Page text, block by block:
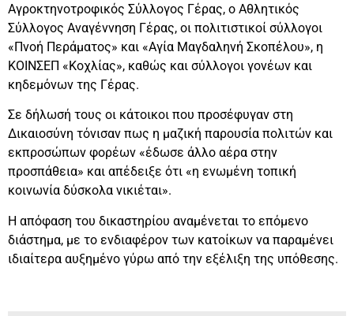
Αγροκτηνοτροφικός Σύλλογος Γέρας, ο Αθλητικός
Σύλλογος Αναγέννηση Γέρας, οι πολιτιστικοί σύλλογοι
«Πνοή Περάματος» και «Αγία Μαγδαληνή Σκοπέλου», η
ΚΟΙΝΣΕΠ «Κοχλίας», καθώς και σύλλογοι γονέων και
κηδεμόνων της Γέρας.
Σε δήλωσή τους οι κάτοικοι που προσέφυγαν στη
Δικαιοσύνη τόνισαν πως η μαζική παρουσία πολιτών και
εκπροσώπων φορέων «έδωσε άλλο αέρα στην
προσπάθεια» και απέδειξε ότι «η ενωμένη τοπική
κοινωνία δύσκολα νικιέται».
Η απόφαση του δικαστηρίου αναμένεται το επόμενο
διάστημα, με το ενδιαφέρον των κατοίκων να παραμένει
ιδιαίτερα αυξημένο γύρω από την εξέλιξη της υπόθεσης.